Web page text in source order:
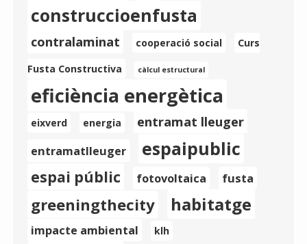
construccioenfusta
contralaminat cooperació social
Curs
Fusta Constructiva
càlcul estructural
eficiència energètica
eixverd energia entramat lleuger
entramatlleuger espaipublic
espai públic fotovoltaica fusta
greeningthecity habitatge
impacte ambiental klh